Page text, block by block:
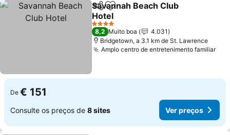
PartilharAdicionar aos favoritos
Savannah Beach Club
Hotel
4 Estrelas
8,2 Muito boa
4.031
Bridgetown, a 3.1 km de St. Lawrence
Amplo centro de entretenimento familiar
De € 151
Consulte os preços de 8 sites Ver preços